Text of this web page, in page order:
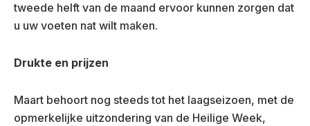
tweede helft van de maand ervoor kunnen zorgen dat
u uw voeten nat wilt maken.
Drukte en prijzen
Maart behoort nog steeds tot het laagseizoen, met de
opmerkelijke uitzondering van de Heilige Week,